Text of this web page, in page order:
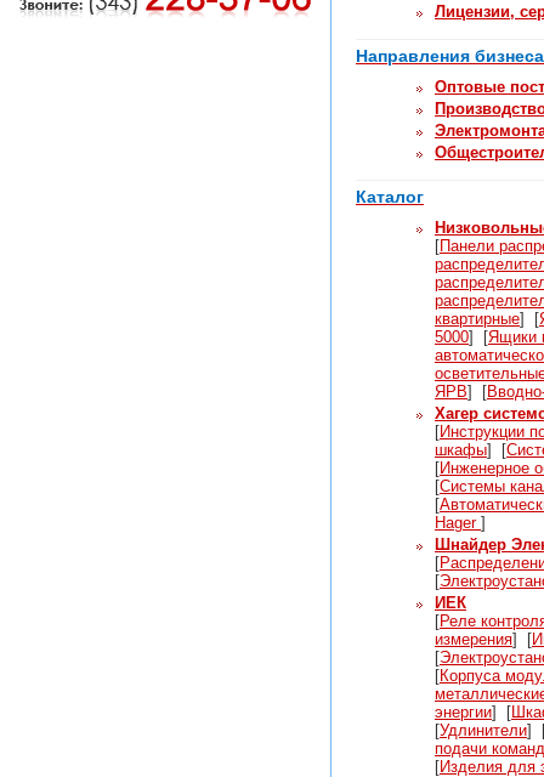
Лицензии,
Направления бизнеса
Оптовые
Каталог
[Панели
квартирные] [
5000] [Ящики
ЯРВ] [
Хагер
[Инструкции
шкафы] [
[Инженерное
[Системы
[
Hager ]
Шнайдер
[
[
ИЕК
[Реле
измерения] [
[
[Корпуса
энергии] [
[Удлинители]
подачи
[Изделия для